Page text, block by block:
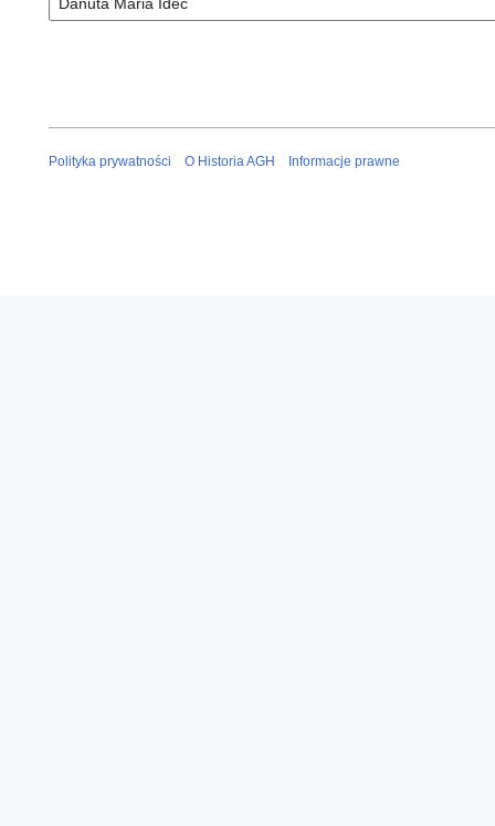
Polityka prywatności O Historia AGH Informacje prawne